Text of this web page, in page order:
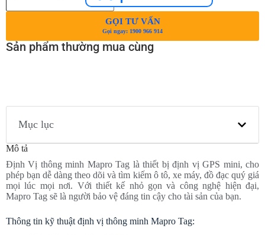
GỌI TƯ VẤN
Gọi ngay: 1900 966 914
Sản phẩm thường mua cùng
Mục lục
Mô tả
Định Vị thông minh Mapro Tag là thiết bị định vị GPS mini, cho
phép bạn dễ dàng theo dõi và tìm kiếm ô tô, xe máy, đồ đạc quý giá
mọi lúc mọi nơi. Với thiết kế nhỏ gọn và công nghệ hiện đại,
Mapro Tag sẽ là người bảo vệ đáng tin cậy cho tài sản của bạn.
Thông tin kỹ thuật định vị thông minh Mapro Tag: